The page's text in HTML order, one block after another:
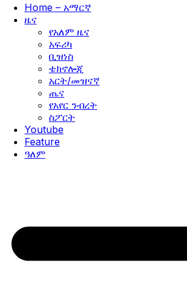
Home – አማርኛ
ዜና
የአለም ዜና
አፍሪካ
ቢዝነስ
ቴክኖሎጂ
አርት/መዝናኛ
ጤና
የአየር ንብረት
ስፖርት
Youtube
Feature
ዓለም